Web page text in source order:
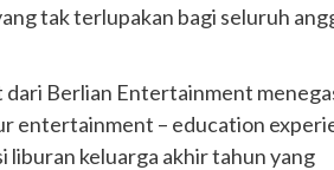
tak terlupakan bagi seluruh
Berlian Entertainment
entertainment – education
liburan keluarga akhir tahun yang